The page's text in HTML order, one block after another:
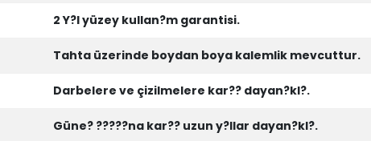
2 Y?l yüzey kullan?m garantisi.
Tahta üzerinde boydan boya kalemlik mevcuttur.
Darbelere ve çizilmelere kar?? dayan?kl?.
Güne? ?????na kar?? uzun y?llar dayan?kl?.